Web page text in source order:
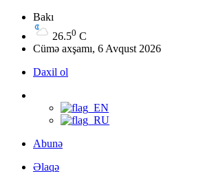
Bakı
26.50 C
Cümə axşamı, 6 Avqust 2026
Daxil ol
Abunə
Əlaqə